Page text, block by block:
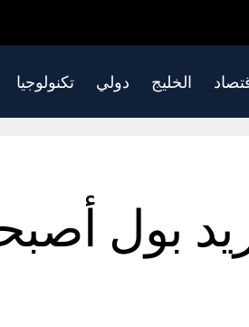
الخليج دولي تكنولوجيا
بول